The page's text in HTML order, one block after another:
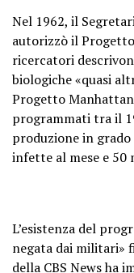
Nel 1962, il
autorizzò il
ricercatori
biologiche «quasi
Progetto
programmati tra il
produzione in
infette al mese e
L’esistenza del
negata dai militari»
della CBS News ha